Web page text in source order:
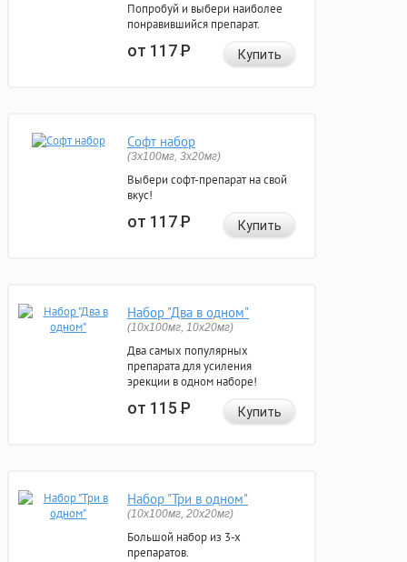
Попробуй и выбери наиболее
понравившийся препарат.
от 117Р Купить
Софт набор
(3x100мг, 3x20мг)
Выбери софт-препарат на свой
вкус!
от 117Р Купить
Набор "Два в одном"
(10x100мг, 10x20мг)
Два самых популярных
препарата для усиления
эрекции в одном наборе!
от 115Р Купить
Набор "Три в одном"
(10x100мг, 20x20мг)
Большой набор из 3-х
препаратов.